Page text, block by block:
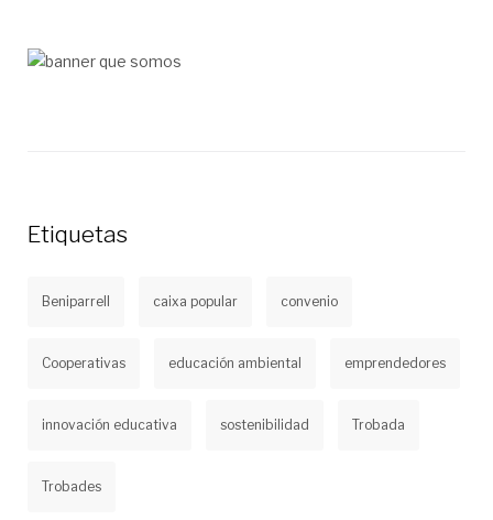
Etiquetas
Beniparrell caixa popular convenio
Cooperativas educación ambiental emprendedores
innovación educativa sostenibilidad Trobada
Trobades